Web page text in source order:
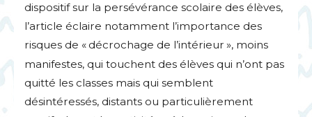
dispositif sur la persévérance scolaire des élèves,
l’article éclaire notamment l’importance des
risques de « décrochage de l’intérieur », moins
manifestes, qui touchent des élèves qui n’ont pas
quitté les classes mais qui semblent
désintéressés, distants ou particulièrement